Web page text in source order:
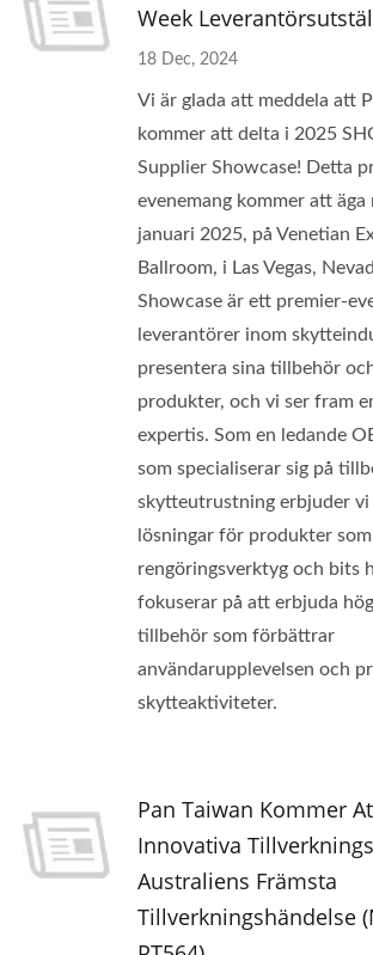
Week
18 Dec, 2024
Vi är glada att meddela att
kommer att delta i 2025
Supplier Showcase! Detta
evenemang kommer att äga
januari 2025, på Venetian
Ballroom, i Las Vegas,
Showcase är ett premier-
leverantörer inom
presentera sina tillbehör
produkter, och vi ser fram
expertis. Som en ledande
som specialiserar sig på
skytteutrustning erbjuder vi
lösningar för produkter
rengöringsverktyg och bits
fokuserar på att erbjuda
tillbehör som förbättrar
användarupplevelsen och
skytteaktiviteter.
Pan Taiwan Kommer
Innovativa
Australiens Främsta
Tillverkningshändelse